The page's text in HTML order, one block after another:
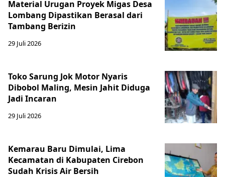
Material Urugan Proyek Migas Desa
Lombang Dipastikan Berasal dari
Tambang Berizin
29 Juli 2026
Toko Sarung Jok Motor Nyaris
Dibobol Maling, Mesin Jahit Diduga
Jadi Incaran
29 Juli 2026
Kemarau Baru Dimulai, Lima
Kecamatan di Kabupaten Cirebon
Sudah Krisis Air Bersih